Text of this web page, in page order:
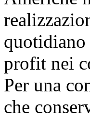
quotidiano
profit nei
Per una
che